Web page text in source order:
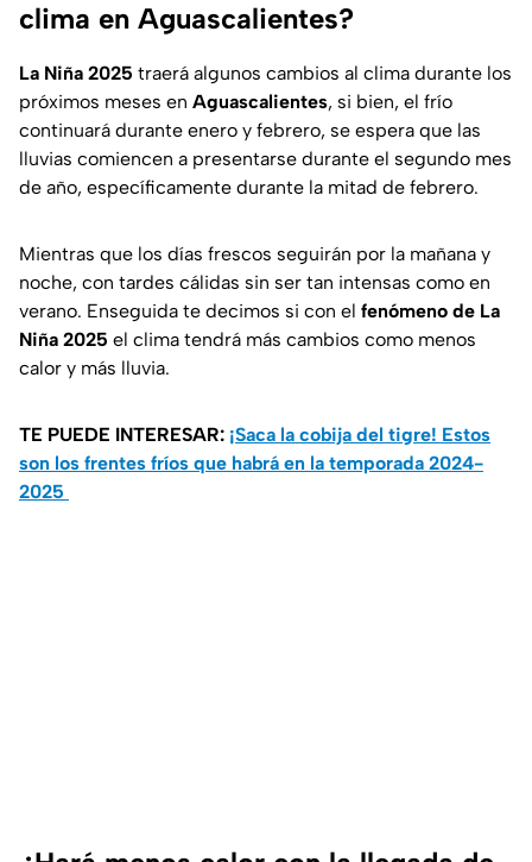
clima en Aguascalientes?
La Niña 2025 traerá algunos cambios al clima durante los
próximos meses en Aguascalientes, si bien, el frío
continuará durante enero y febrero, se espera que las
lluvias comiencen a presentarse durante el segundo mes
de año, específicamente durante la mitad de febrero.
Mientras que los días frescos seguirán por la mañana y
noche, con tardes cálidas sin ser tan intensas como en
verano. Enseguida te decimos si con el fenómeno de La
Niña 2025 el clima tendrá más cambios como menos
calor y más lluvia.
TE PUEDE INTERESAR: ¡Saca la cobija del tigre! Estos
son los frentes fríos que habrá en la temporada 2024-
2025